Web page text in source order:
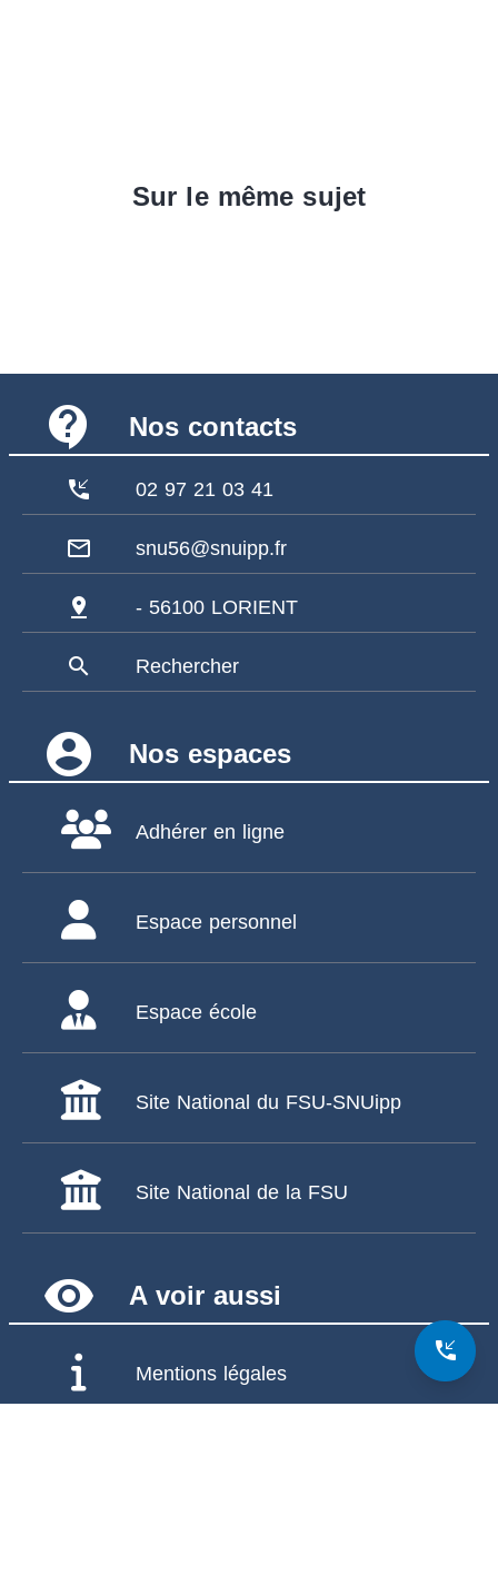
phone_callback
Sur le même sujet
contact_support Nos contacts
phone_callback 02 97 21 03 41
mail_outline snu56@snuipp.fr
pin_drop - 56100 LORIENT
search Rechercher
account_circle Nos espaces
Adhérer en ligne
Espace personnel
Espace école
Site National du FSU-SNUipp
Site National de la FSU
remove_red_eye A voir aussi
Mentions légales